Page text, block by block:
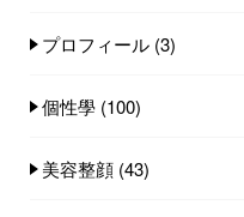
プロフィール (3)
個性學 (100)
美容整顔 (43)